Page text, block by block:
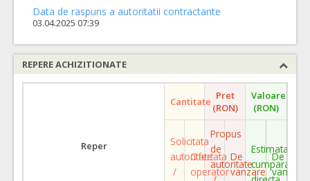
Data de raspuns a autoritatii contractante
03.04.2025 07:39
REPERE ACHIZITIONATE
Reper
Cantitate Pret
(RON)
Valoare
(RON)
Solicitata
autoritate
/
Ofertata
operator
Propus
de
autoritate
De
vanzare
Estimata
cumparare
De
vanzare